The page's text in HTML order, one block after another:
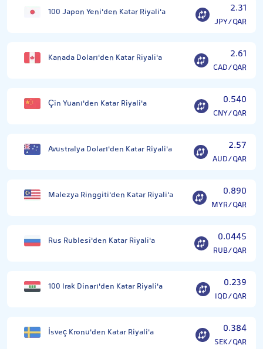
100 Japon Yeni'den Katar Riyali'a 2.31
JPY/QAR
Kanada Doları'den Katar Riyali'a 2.61
CAD/QAR
Çin Yuanı'den Katar Riyali'a 0.540
CNY/QAR
Avustralya Doları'den Katar Riyali'a 2.57
AUD/QAR
Malezya Ringgiti'den Katar Riyali'a 0.890
MYR/QAR
Rus Rublesi'den Katar Riyali'a 0.0445
RUB/QAR
100 Irak Dinarı'den Katar Riyali'a 0.239
IQD/QAR
İsveç Kronu'den Katar Riyali'a 0.384
SEK/QAR